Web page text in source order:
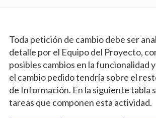
Toda petición de cambio debe ser
detalle por el Equipo del Proyecto,
posibles cambios en la funcionalidad
el cambio pedido tendría sobre el
de Información. En la siguiente tabla
tareas que componen esta actividad.